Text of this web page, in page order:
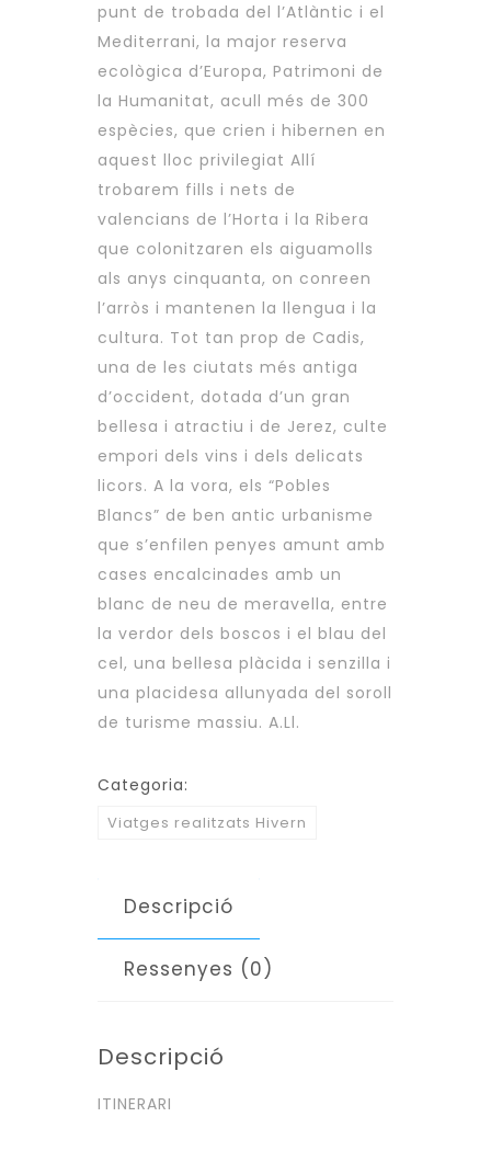
punt de trobada del l’Atlàntic i el
Mediterrani, la major reserva
ecològica d’Europa, Patrimoni de
la Humanitat, acull més de 300
espècies, que crien i hibernen en
aquest lloc privilegiat Allí
trobarem fills i nets de
valencians de l’Horta i la Ribera
que colonitzaren els aiguamolls
als anys cinquanta, on conreen
l’arròs i mantenen la llengua i la
cultura. Tot tan prop de Cadis,
una de les ciutats més antiga
d’occident, dotada d’un gran
bellesa i atractiu i de Jerez, culte
empori dels vins i dels delicats
licors. A la vora, els “Pobles
Blancs” de ben antic urbanisme
que s’enfilen penyes amunt amb
cases encalcinades amb un
blanc de neu de meravella, entre
la verdor dels boscos i el blau del
cel, una bellesa plàcida i senzilla i
una placidesa allunyada del soroll
de turisme massiu. A.Ll.
Categoria:
Viatges realitzats Hivern
Descripció
Ressenyes (0)
Descripció
ITINERARI